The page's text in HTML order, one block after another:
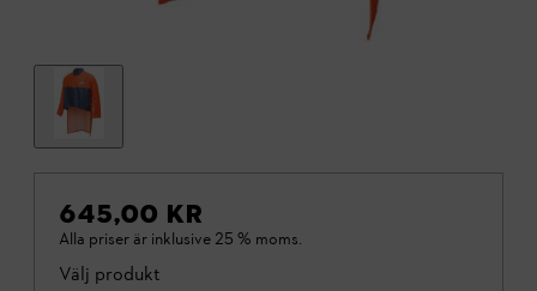
645,00 KR
Alla priser är inklusive 25 % moms.
Välj produkt